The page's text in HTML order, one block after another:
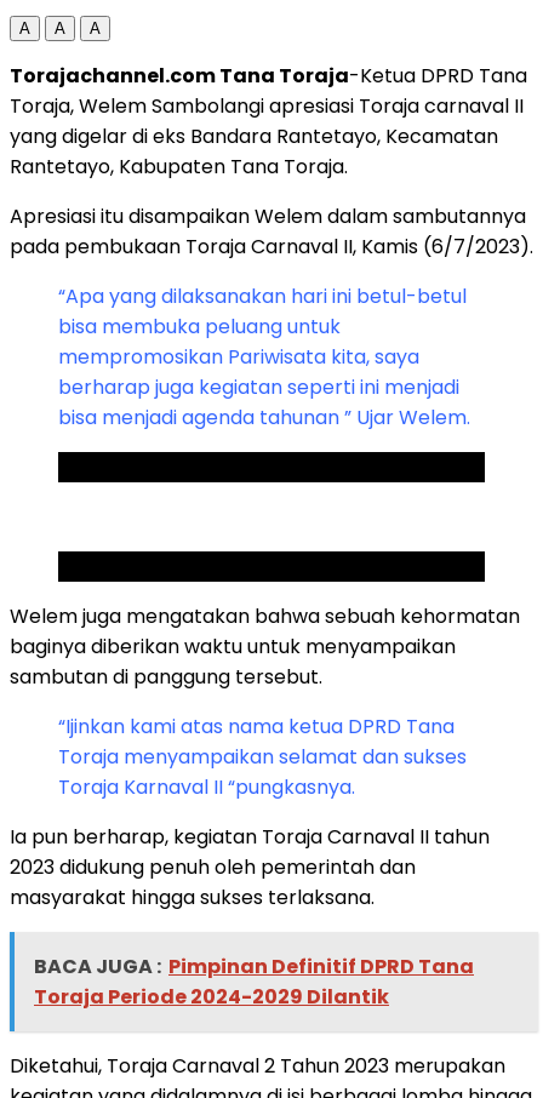
A A A
Torajachannel.com Tana Toraja-Ketua DPRD Tana
Toraja, Welem Sambolangi apresiasi Toraja carnaval II
yang digelar di eks Bandara Rantetayo, Kecamatan
Rantetayo, Kabupaten Tana Toraja.
Apresiasi itu disampaikan Welem dalam sambutannya
pada pembukaan Toraja Carnaval II, Kamis (6/7/2023).
“Apa yang dilaksanakan hari ini betul-betul
bisa membuka peluang untuk
mempromosikan Pariwisata kita, saya
berharap juga kegiatan seperti ini menjadi
bisa menjadi agenda tahunan ” Ujar Welem.
Welem juga mengatakan bahwa sebuah kehormatan
baginya diberikan waktu untuk menyampaikan
sambutan di panggung tersebut.
“Ijinkan kami atas nama ketua DPRD Tana
Toraja menyampaikan selamat dan sukses
Toraja Karnaval II “pungkasnya.
Ia pun berharap, kegiatan Toraja Carnaval II tahun
2023 didukung penuh oleh pemerintah dan
masyarakat hingga sukses terlaksana.
BACA JUGA : Pimpinan Definitif DPRD Tana
Toraja Periode 2024-2029 Dilantik
Diketahui, Toraja Carnaval 2 Tahun 2023 merupakan